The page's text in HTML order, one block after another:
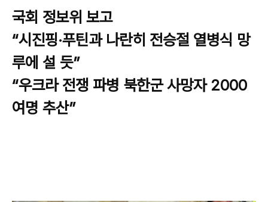
국회 정보위 보고
“시진핑·푸틴과 나란히 전승절 열병식 망
루에 설 듯”
“우크라 전쟁 파병 북한군 사망자 2000
여명 추산”